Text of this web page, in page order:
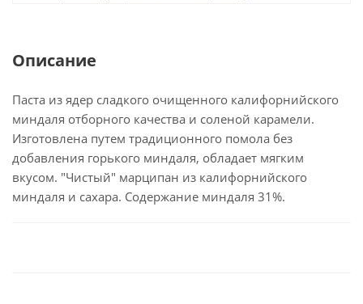
Описание
Паста из ядер сладкого очищенного калифорнийского
миндаля отборного качества и соленой карамели.
Изготовлена путем традиционного помола без
добавления горького миндаля, обладает мягким
вкусом. "Чистый" марципан из калифорнийского
миндаля и сахара. Содержание миндаля 31%.